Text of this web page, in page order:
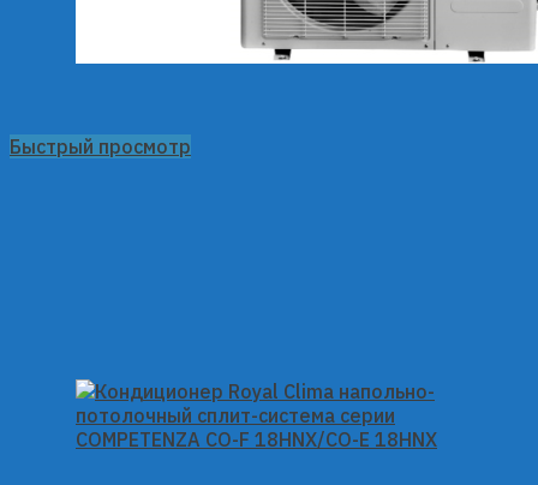
Быстрый просмотр